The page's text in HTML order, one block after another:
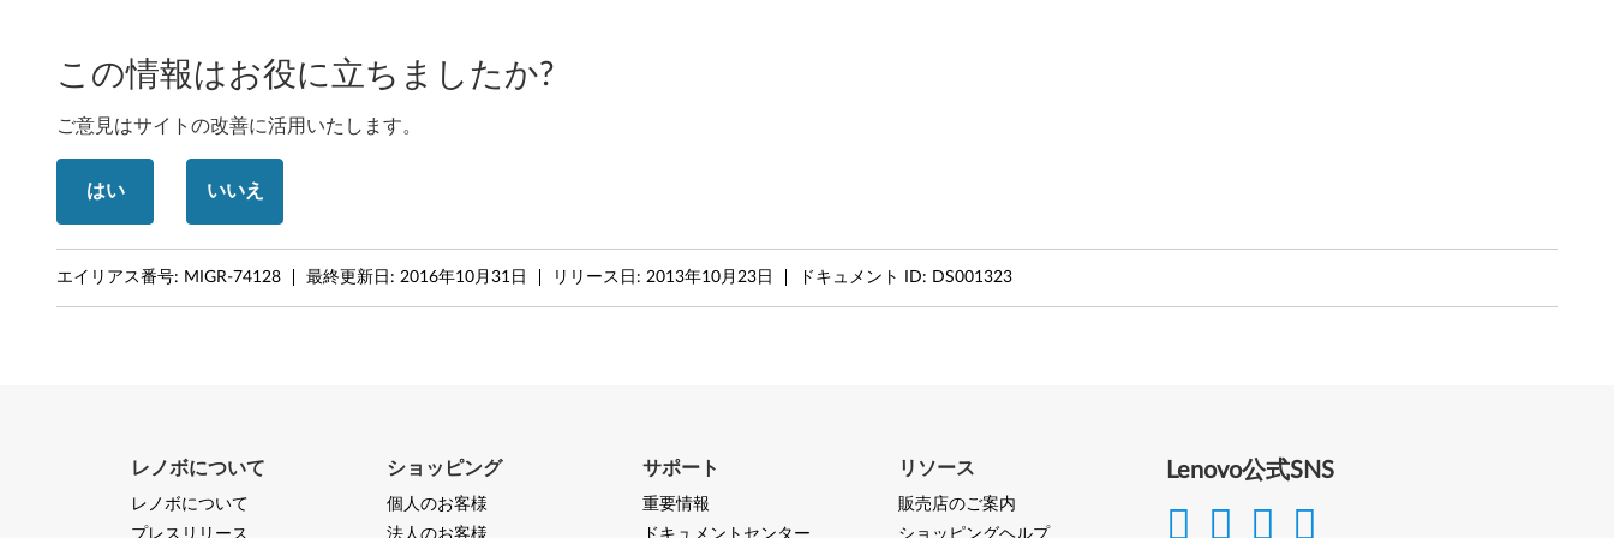
0
8
,
R
H
E
この情報はお役に立ちましたか?
ご意見はサイトの改善に活用いたします。
はい いいえ
エイリアス番号: MIGR-74128 最終更新日: 2016年10月31日 リリース日: 2013年10月23日 ドキュメント ID: DS001323
Lenovo公式SNS
レノボについて
レノボについて
プレスリリース
ショッピング
個人のお客様
法人のお客様
サポート
重要情報
ドキュメントセンター
リソース
販売店のご案内
ショッピングヘルプ